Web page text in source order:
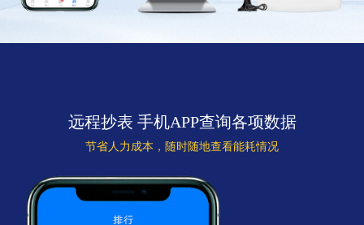
远程抄表 手机APP查询各项数据
节省人力成本，随时随地查看能耗情况